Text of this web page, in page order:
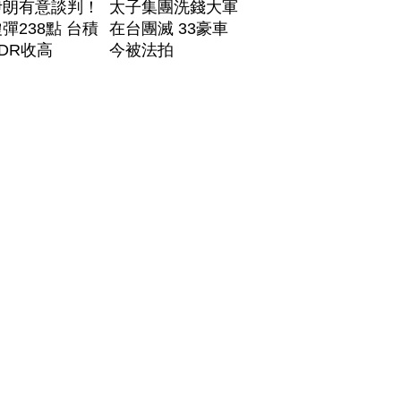
有意談判！
238點 台積
收高
太子集團洗錢大軍
在台團滅 33豪車
今被法拍